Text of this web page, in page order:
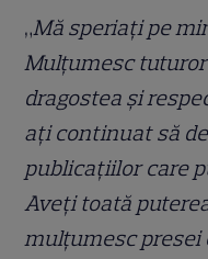
„Mă speriați pe
Mulțumesc
dragostea și
ați continuat să
publicațiilor care
Aveți toată
mulțumesc presei